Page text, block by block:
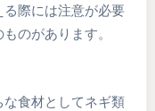
際には注意が必要
のがあります。
食材としてネギ類